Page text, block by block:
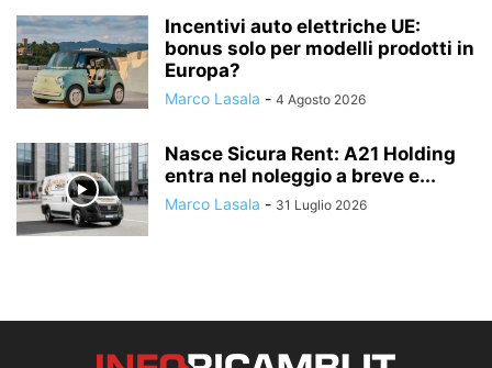
Incentivi auto elettriche UE:
bonus solo per modelli prodotti in
Europa?
Marco Lasala - 4 Agosto 2026
Nasce Sicura Rent: A21 Holding
entra nel noleggio a breve e...
Marco Lasala - 31 Luglio 2026